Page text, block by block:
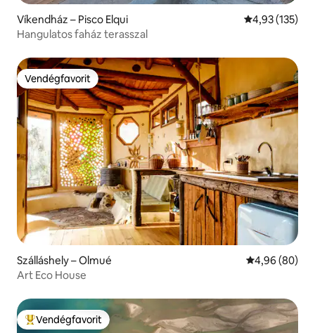
Víkendház – Pisco Elqui Átlagos
4,93 (135)
Hangulatos faház terasszal
Vendégfavorit
Vendégfavorit
Szálláshely – Olmué Átlagos
4,96 (80)
Art Eco House
Kiemelt vendégfavorit
Vendégfavorit